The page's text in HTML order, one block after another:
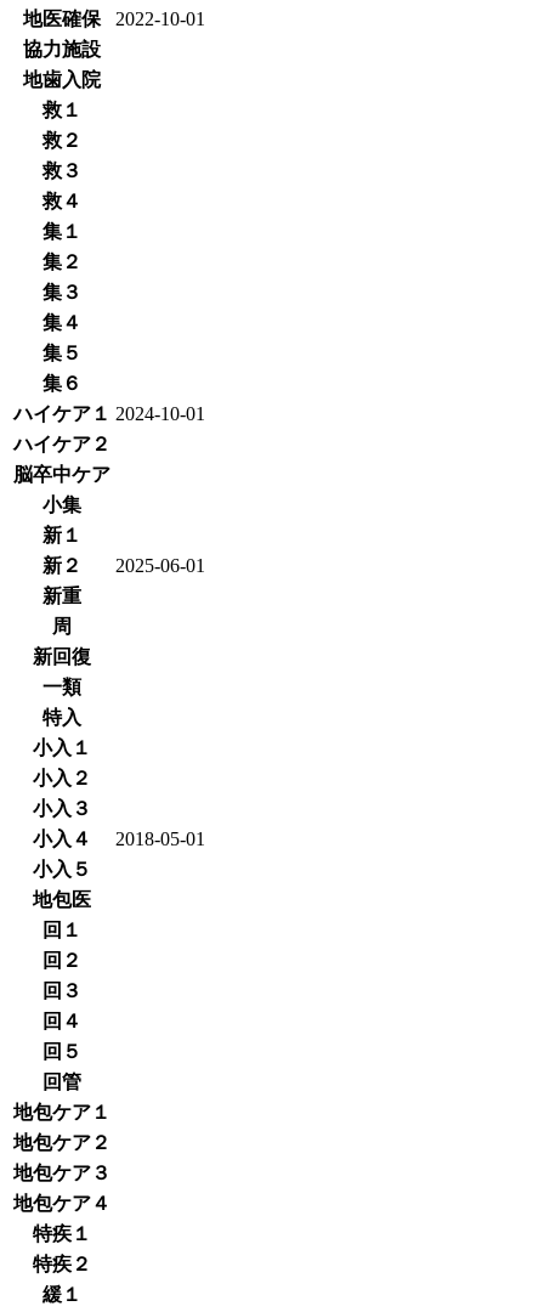
地医確保
2022-10-01
協力施設
地歯入院
救１
救２
救３
救４
集１
集２
集３
集４
集５
集６
ハイケア１ 2024-10-01
ハイケア２
脳卒中ケア
小集
新１
新２
2025-06-01
新重
周
新回復
一類
特入
小入１
小入２
小入３
小入４
2018-05-01
小入５
地包医
回１
回２
回３
回４
回５
回管
地包ケア１
地包ケア２
地包ケア３
地包ケア４
特疾１
特疾２
緩１